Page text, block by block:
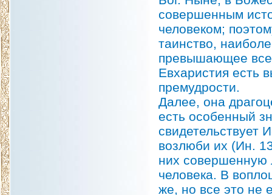
совершенным
человеком;
таинство,
превышающее все
Евхаристия есть
премудрости.
Далее, она
есть особенный
свидетельствует
возлюби их (Ин.
них совершенную
человека. В
же, но все это не